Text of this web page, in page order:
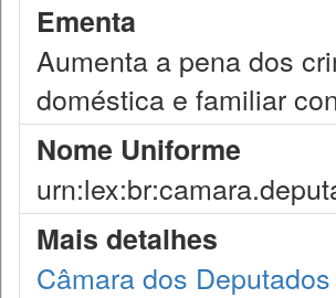
Ementa
Aumenta a pena dos
doméstica e familiar
Nome Uniforme
Mais detalhes
Câmara dos Deputados